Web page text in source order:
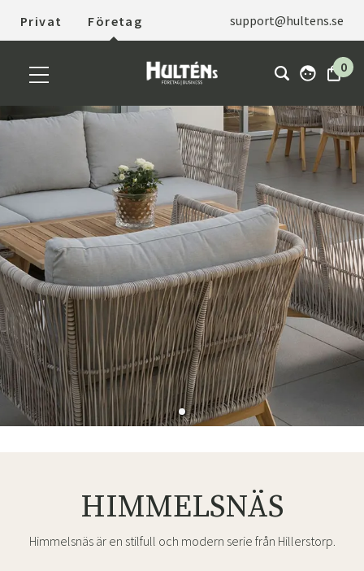
Privat Företag support@hultens.se
0
HIMMELSNÄS
Himmelsnäs är en stilfull och modern serie från Hillerstorp.